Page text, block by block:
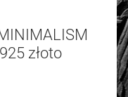
złoto